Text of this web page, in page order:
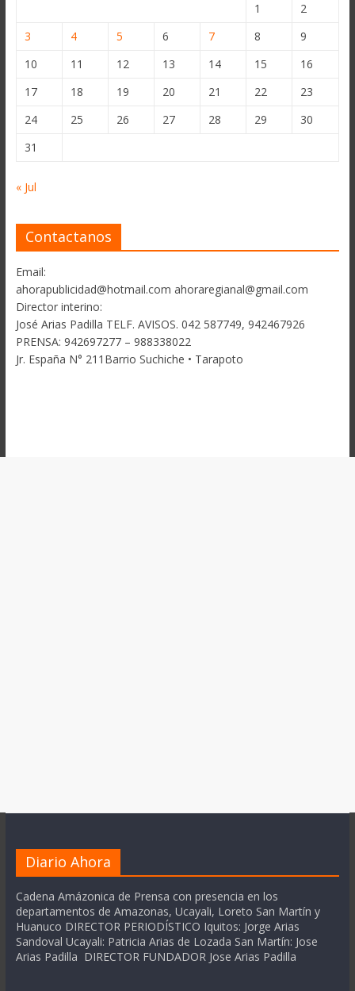
1
2
3
4 5 6 7 8
9
10
11 12 13 14 15
16
17
18 19 20 21 22
23
24
25 26 27 28 29
30
31
« Jul
Contactanos
Email:
ahorapublicidad@hotmail.com ahoraregianal@gmail.com
Director interino:
José Arias Padilla TELF. AVISOS. 042 587749, 942467926
PRENSA: 942697277 – 988338022
Jr. España N° 211Barrio Suchiche • Tarapoto
Diario Ahora
Cadena Amázonica de Prensa con presencia en los
departamentos de Amazonas, Ucayali, Loreto San Martín y
Huanuco DIRECTOR PERIODÍSTICO Iquitos: Jorge Arias
Sandoval Ucayali: Patricia Arias de Lozada San Martín: Jose
Arias Padilla DIRECTOR FUNDADOR Jose Arias Padilla